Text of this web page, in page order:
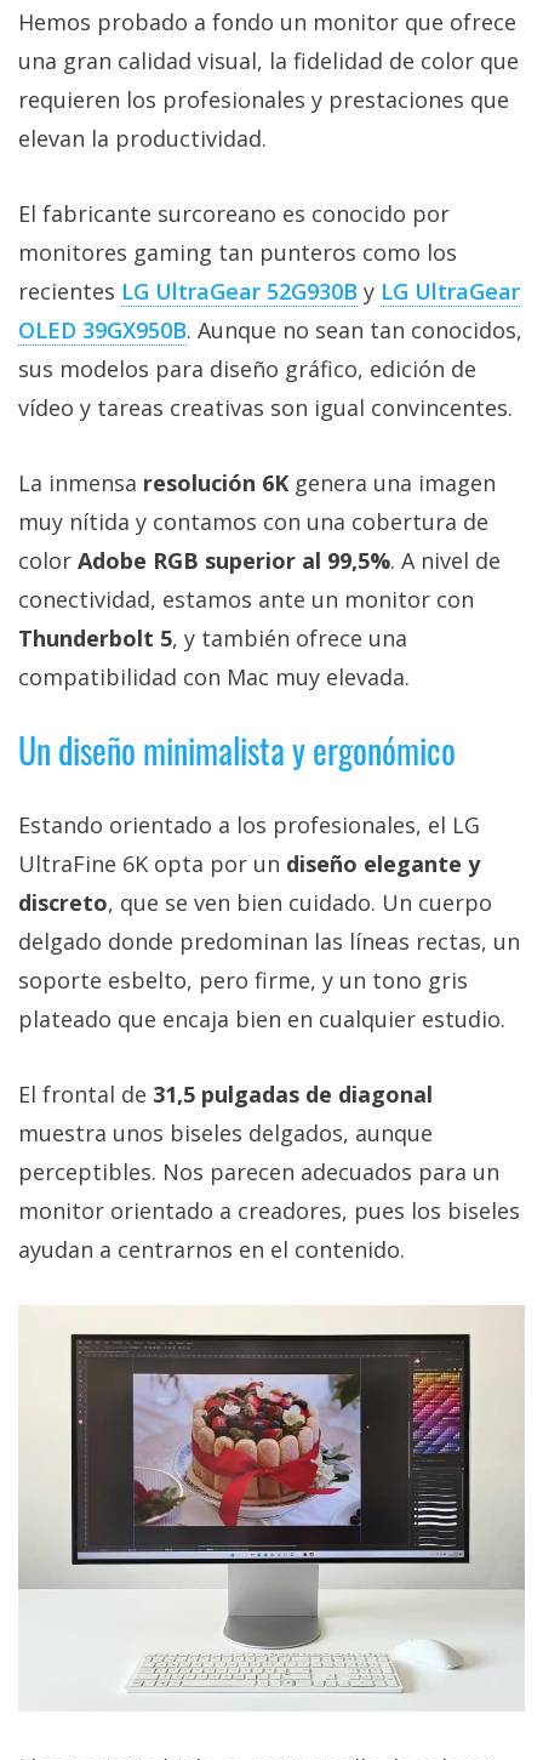
+
temas
Foros
Contacto
/
Sobre
nosotros
Publicidad
Cambiar
opciones
de
privacidad
Aviso
comunicación
digital donde
encontrarás
noticias sobre
tecnología,
móviles,
ordenadores,
apps,
informática,
trucos y
Informático
(CC) 2006-
2026.Algunos
derechos
Hemos probado a fondo un monitor que ofrece
una gran calidad visual, la fidelidad de color que
requieren los profesionales y prestaciones que
elevan la productividad.
El fabricante surcoreano es conocido por
monitores gaming tan punteros como los
recientes LG UltraGear 52G930B‎ y LG UltraGear
OLED 39GX950B‎. Aunque no sean tan conocidos,
sus modelos para diseño gráfico, edición de
vídeo y tareas creativas son igual convincentes.
La inmensa resolución 6K genera una imagen
muy nítida y contamos con una cobertura de
color Adobe RGB superior al 99,5%. A nivel de
conectividad, estamos ante un monitor con
Thunderbolt 5, y también ofrece una
compatibilidad con Mac muy elevada.
Un diseño minimalista y ergonómico
Estando orientado a los profesionales, el LG
UltraFine 6K opta por un diseño elegante y
discreto, que se ven bien cuidado. Un cuerpo
delgado donde predominan las líneas rectas, un
soporte esbelto, pero firme, y un tono gris
plateado que encaja bien en cualquier estudio.
El frontal de 31,5 pulgadas de diagonal
muestra unos biseles delgados, aunque
perceptibles. Nos parecen adecuados para un
monitor orientado a creadores, pues los biseles
ayudan a centrarnos en el contenido.